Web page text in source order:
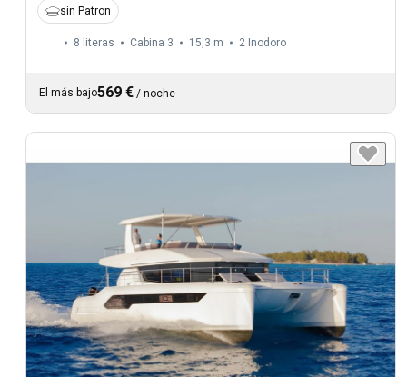
sin Patron
8 literas Cabina 3 15,3 m 2 Inodoro
El más bajo569 € / noche